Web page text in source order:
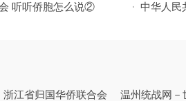
听听侨胞怎么说② · 中华人民
浙江省归国华侨联合会 温州统战网－